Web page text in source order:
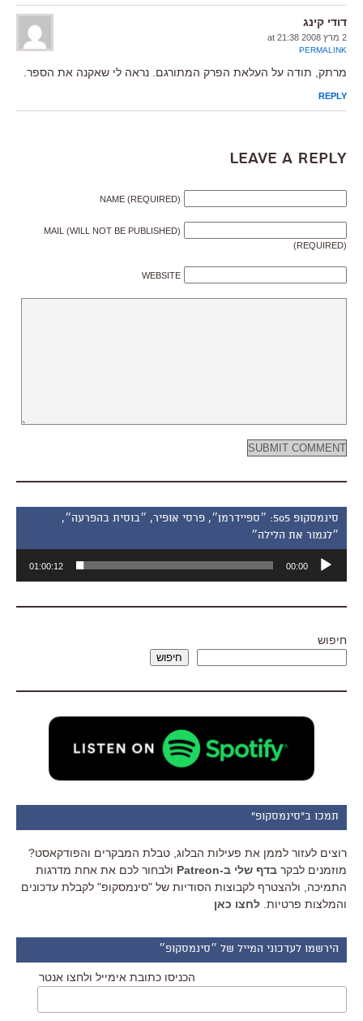
דודי קינג
2 מרץ 2008 at 21:38
PERMALINK
מרתק, תודה על העלאת הפרק המתורגם. נראה לי שאקנה את הספר.
REPLY
Leave a Reply
NAME (REQUIRED)
MAIL (WILL NOT BE PUBLISHED)
(REQUIRED)
WEBSITE
סינמסקופ 505: ״ספיידרמן״, פרסי אופיר, ״בוסית בהפרעה״,
״לגמור את הלילה״
אודיו
00:00
01:00:12
חיפוש
חיפוש
תמכו ב"סינמסקופ"
רוצים לעזור לממן את פעילות הבלוג, טבלת המבקרים והפודקאסט?
מוזמנים לבקר בדף שלי ב-Patreon
ולבחור לכם את אחת מדרגות
התמיכה, ולהצטרף לקבוצות הסודיות של "סינמסקופ" לקבלת עדכונים
והמלצות פרטיות. לחצו כאן
הירשמו לעדכוני המייל של ״סינמסקופ״
הכניסו כתובת אימייל ולחצו אנטר